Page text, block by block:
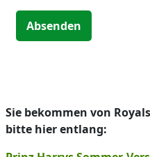
Absenden
Sie bekommen von
bitte hier entlang: